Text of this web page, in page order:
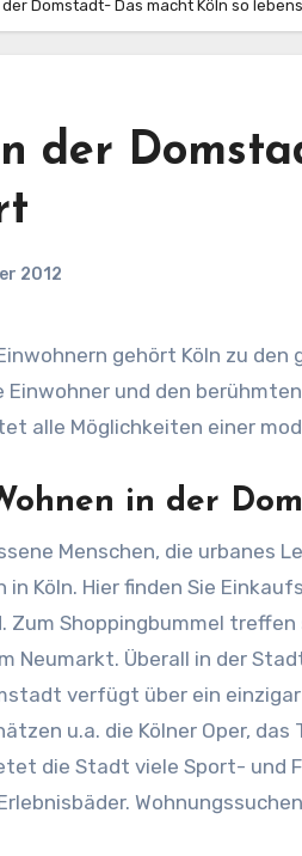
der Domstadt- Das macht Köln so
der
2012
und den
alle Möglichkeiten einer
in der
Menschen, die
in Köln. Hier finden Sie
Zum Shoppingbummel
Neumarkt. Überall in der
verfügt über ein
u.a. die Kölner Oper,
die Stadt viele Sport- und